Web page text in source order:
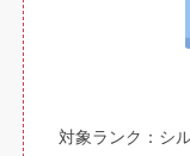
対象ランク：シ